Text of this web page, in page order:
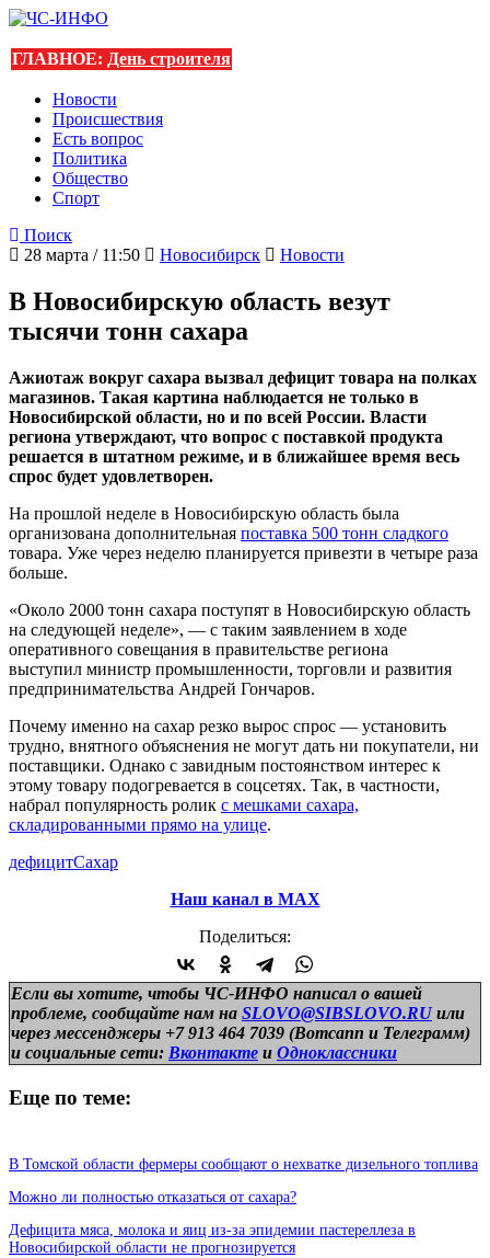
ГЛАВНОЕ: День строителя
Новости
Происшествия
Есть вопрос
Политика
Общество
Спорт
Поиск
28 марта / 11:50
Новосибирск Новости
В Новосибирскую область везут
тысячи тонн сахара
Ажиотаж вокруг сахара вызвал дефицит товара на полках
магазинов. Такая картина наблюдается не только в
Новосибирской области, но и по всей России. Власти
региона утверждают, что вопрос с поставкой продукта
решается в штатном режиме, и в ближайшее время весь
спрос будет удовлетворен.
На прошлой неделе в Новосибирскую область была
организована дополнительная поставка 500 тонн сладкого
товара. Уже через неделю планируется привезти в четыре раза
больше.
«Около 2000 тонн сахара поступят в Новосибирскую область
на следующей неделе», — с таким заявлением в ходе
оперативного совещания в правительстве региона
выступил министр промышленности, торговли и развития
предпринимательства Андрей Гончаров.
Почему именно на сахар резко вырос спрос — установить
трудно, внятного объяснения не могут дать ни покупатели, ни
поставщики. Однако с завидным постоянством интерес к
этому товару подогревается в соцсетях. Так, в частности,
набрал популярность ролик с мешками сахара,
складированными прямо на улице.
дефицитСахар
Наш канал в МАХ
Поделиться:
Если вы хотите, чтобы ЧС-ИНФО написал о вашей
проблеме, сообщайте нам на SLOVO@SIBSLOVO.RU или
через мессенджеры +7 913 464 7039 (Вотсапп и Телеграмм)
и социальные сети: Вконтакте и Одноклассники
Еще по теме:
В Томской области фермеры сообщают о нехватке дизельного топлива
Можно ли полностью отказаться от сахара?
Дефицита мяса, молока и яиц из-за эпидемии пастереллеза в
Новосибирской области не прогнозируется